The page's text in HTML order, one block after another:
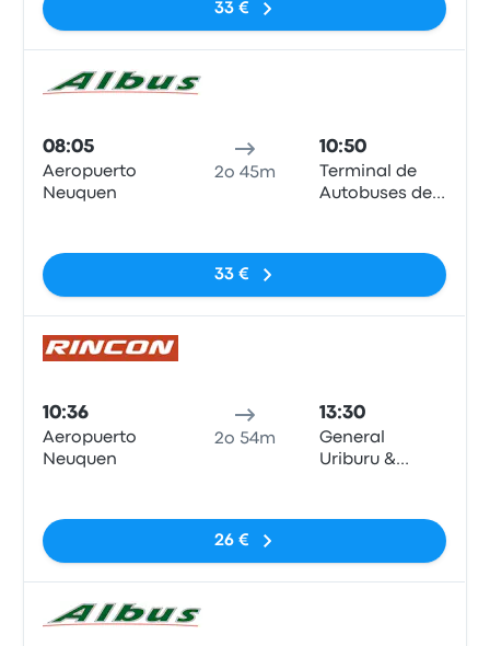
33 €
08:05
Aeropuerto
Neuquen
2o 45m
10:50
Terminal de
Autobuses de
33 €
10:36
Aeropuerto
Neuquen
2o 54m
13:30
General
Uriburu &
26 €